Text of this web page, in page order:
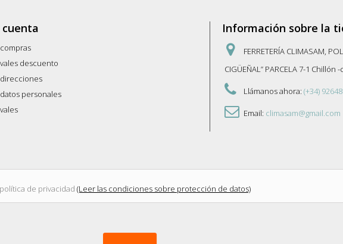
cuenta
descuento
personales
Información sobre la
FERRETERÍA CLIMASAM,
CIGÜEÑAL” PARCELA 7-1 Chillón
Llámanos ahora: (+34)
Email: climasam@gmail.com
de privacidad (Leer las condiciones sobre protección de datos)